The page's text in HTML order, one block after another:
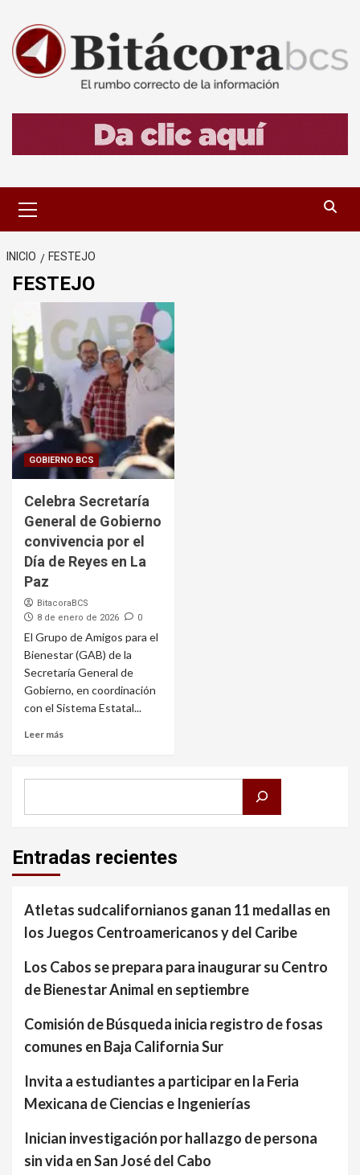
contenido
primario
INICIO FESTEJO
FESTEJO
GOBIERNO BCS
Celebra Secretaría
General de Gobierno
convivencia por el
Día de Reyes en La
Paz
BitacoraBCS
8 de enero de 2026
0
El Grupo de Amigos para el
Bienestar (GAB) de la
Secretaría General de
Gobierno, en coordinación
con el Sistema Estatal...
Leer más
Entradas recientes
Atletas sudcalifornianos ganan 11 medallas en
los Juegos Centroamericanos y del Caribe
Los Cabos se prepara para inaugurar su Centro
de Bienestar Animal en septiembre
Comisión de Búsqueda inicia registro de fosas
comunes en Baja California Sur
Invita a estudiantes a participar en la Feria
Mexicana de Ciencias e Ingenierías
Inician investigación por hallazgo de persona
sin vida en San José del Cabo